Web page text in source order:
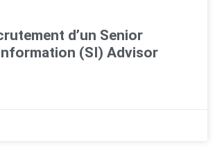
d’un Senior
(SI) Advisor